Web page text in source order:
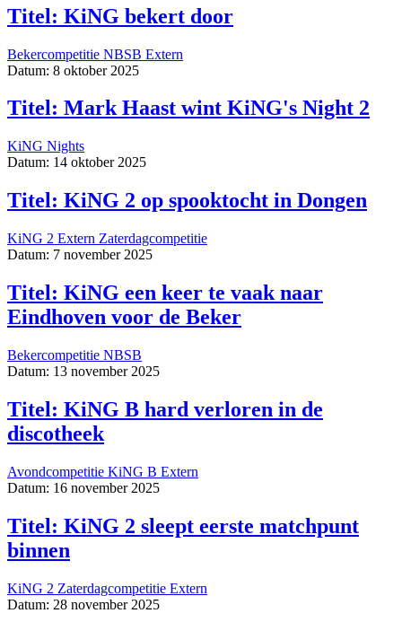
Titel: KiNG bekert door
Bekercompetitie NBSB Extern
Datum: 8 oktober 2025
Titel: Mark Haast wint KiNG's Night 2
KiNG Nights
Datum: 14 oktober 2025
Titel: KiNG 2 op spooktocht in Dongen
KiNG 2 Extern Zaterdagcompetitie
Datum: 7 november 2025
Titel: KiNG een keer te vaak naar
Eindhoven voor de Beker
Bekercompetitie NBSB
Datum: 13 november 2025
Titel: KiNG B hard verloren in de
discotheek
Avondcompetitie KiNG B Extern
Datum: 16 november 2025
Titel: KiNG 2 sleept eerste matchpunt
binnen
KiNG 2 Zaterdagcompetitie Extern
Datum: 28 november 2025